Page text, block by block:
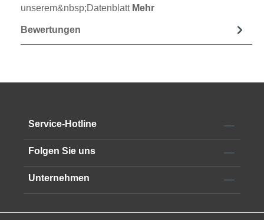
unserem&nbsp;Datenblatt Mehr
Bewertungen
Service-Hotline
Folgen Sie uns
Unternehmen